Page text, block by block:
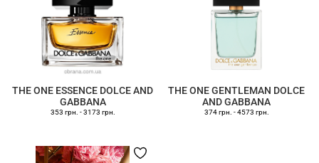
THE ONE ESSENCE DOLCE AND
GABBANA
353 грн. -3173 грн.
THE ONE GENTLEMAN DOLCE
AND GABBANA
374 грн. -4573 грн.